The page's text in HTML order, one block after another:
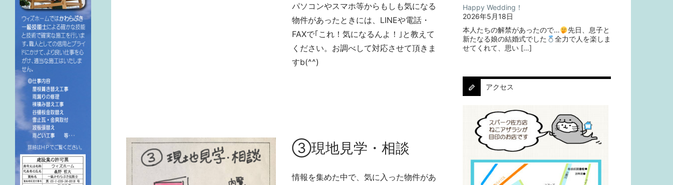
パソコンやスマホ等からもしも気になる
物件があったときには、LINEや電話・
FAXで｢これ！気になるんよ！｣と教えて
ください。お調べして対応させて頂きま
すb(^^)
③現地見学・相談
情報を集めた中で、気に入った物件があ
Happy Wedding！
2026年5月18日
本人たちの解禁があったので…
⁡⁡先日、息子と
新たなる娘の結婚式でした
⁡⁡⁡全力で人を楽しま
せてくれて、思い […]
アクセス